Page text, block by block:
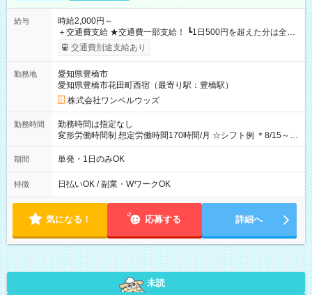
給与
時給2,000円～
＋交通費支給 ★交通費一部支給！ ┗1日500円を超えた分は全額
支給！ ※往復500円以内の方は自己負担となります ★日払い
OK！（規定あり） ┗働いたその日に現金GET♪ お仕事後はコン
期間なし
交通費別途支給あり
勤務地
愛知県豊橋市
愛知県豊橋市花田町西宿（最寄り駅：豊橋駅）
株式会社ワンベルウッズ
勤務時間
勤務時間は指定なし
変形労働時間制 想定労働時間170時間/月 ☆シフト例 ＊8/15～
10/26 全日共通 08：00～12：00 17：00～21：00 ＊8/31
～9/19のみ下記シフトもあります！ 12：00～16：00 ＊9/6～
00
期間 単発・1日のみOK
特徴 日払いOK / 副業・WワークOK
気になる！ 応募する 詳細へ
未読